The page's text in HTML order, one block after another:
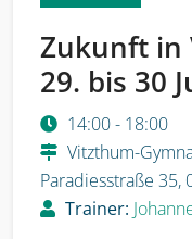
Zukunft in
29. bis 30
14:00 - 18:00
Vitzthum-
Paradiesstraße 35,
Trainer: